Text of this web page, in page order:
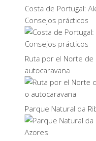
Costa de Portugal:
Consejos prácticos
Ruta por el Norte de
autocaravana
Parque Natural da